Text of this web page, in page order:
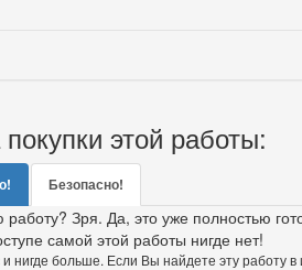
этой работы:
Безопасно!
работу? Зря. Да, это уже полностью
самой этой работы нигде нет!
и нигде больше. Если Вы найдете эту работу